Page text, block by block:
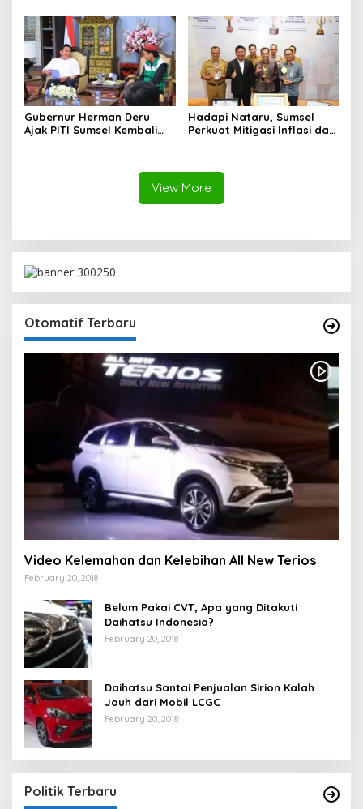
Negara
Gubernur Herman Deru
Ajak PITI Sumsel Kembali
Hadapi Nataru, Sumsel
Perkuat Mitigasi Inflasi dan
View More
Otomatif Terbaru
Video Kelemahan dan Kelebihan All New Terios
February 20, 2018
Belum Pakai CVT, Apa yang Ditakuti
Daihatsu Indonesia?
February 20, 2018
Daihatsu Santai Penjualan Sirion Kalah
Jauh dari Mobil LCGC
February 20, 2018
Politik Terbaru
Yasin
In Berita, Politik |